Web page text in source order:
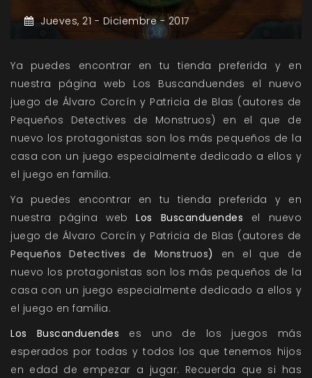
Jueves, 21 - Diciembre -2017
Ya puedes encontrar en tu tienda preferida y en
nuestra página web Los Buscanduendes el nuevo
juego de Álvaro Corcín y Patricia de Blas (autores de
Pequeños Detectives de Monstruos) en el que de
nuevo los protagonistas son los más pequeños de la
casa con un juego especialmente dedicado a ellos y
el juego en familia.
Ya puedes encontrar en tu tienda preferida y en
nuestra página webLos Buscanduendes el nuevo
juego de Álvaro Corcín y Patricia de Blas (autores de
Pequeños Detectives de Monstruos)
en el que de
nuevo los protagonistas son los más pequeños de la
casa con un juego especialmente dedicado a ellos y
el juego en familia.
Los Buscanduendes es uno de los juegos más
esperados por todas y todos los que tenemos hijos
en edad de empezar a jugar. Recuerda que si has